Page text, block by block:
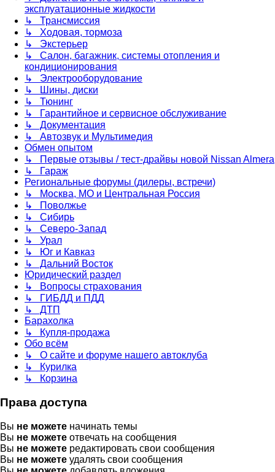
эксплуатационные жидкости
↳ Трансмиссия
↳ Ходовая, тормоза
↳ Экстерьер
↳ Салон, багажник, системы отопления и
кондиционирования
↳ Электрооборудование
↳ Шины, диски
↳ Тюнинг
↳ Гарантийное и сервисное обслуживание
↳ Документация
↳ Автозвук и Мультимедия
Обмен опытом
↳ Первые отзывы / тест-драйвы новой Nissan Almera
↳ Гараж
Региональные форумы (дилеры, встречи)
↳ Москва, МО и Центральная Россия
↳ Поволжье
↳ Сибирь
↳ Северо-Запад
↳ Урал
↳ Юг и Кавказ
↳ Дальний Восток
Юридический раздел
↳ Вопросы страхования
↳ ГИБДД и ПДД
↳ ДТП
Барахолка
↳ Купля-продажа
Обо всём
↳ О сайте и форуме нашего автоклуба
↳ Курилка
↳ Корзина
Права доступа
Вы не можете начинать темы
Вы не можете отвечать на сообщения
Вы не можете редактировать свои сообщения
Вы не можете удалять свои сообщения